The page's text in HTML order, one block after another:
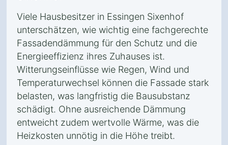
Viele Hausbesitzer in Essingen Sixenhof
unterschätzen, wie wichtig eine fachgerechte
Fassadendämmung für den Schutz und die
Energieeffizienz ihres Zuhauses ist.
Witterungseinflüsse wie Regen, Wind und
Temperaturwechsel können die Fassade stark
belasten, was langfristig die Bausubstanz
schädigt. Ohne ausreichende Dämmung
entweicht zudem wertvolle Wärme, was die
Heizkosten unnötig in die Höhe treibt.